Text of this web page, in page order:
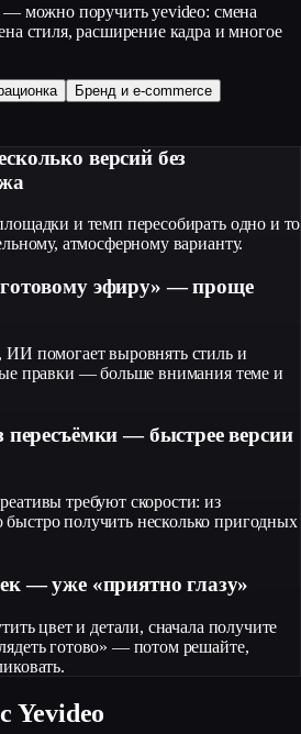
— можно поручить yevideo: смена
стиля, расширение кадра и многое
Бренд и e‑commerce
версий без
и темп пересобирать одно и то
атмосферному варианту.
эфиру» — проще
помогает выровнять стиль и
правки — больше внимания теме и
пересъёмки — быстрее версии
требуют скорости: из
получить несколько пригодных
— уже «приятно глазу»
цвет и детали, сначала получите
готово» — потом решайте,
Yevideo